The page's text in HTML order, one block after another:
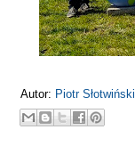
Autor: Piotr Słotwiński